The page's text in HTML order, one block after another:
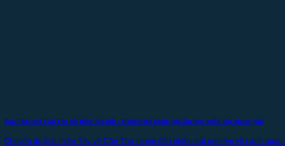
Top 7 đặc sản Cần Thơ nổi tiếng nên thử – Hành trình khám phá ẩm thực miền Tây phong phú
Chuyến du lịch miền Tây về Cần Thơ mang đến nhiều trải nghiệm về cảnh